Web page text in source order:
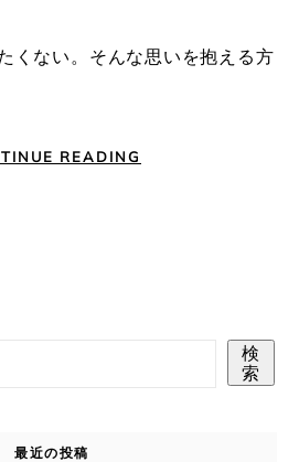
READING
検
索
最近の投稿